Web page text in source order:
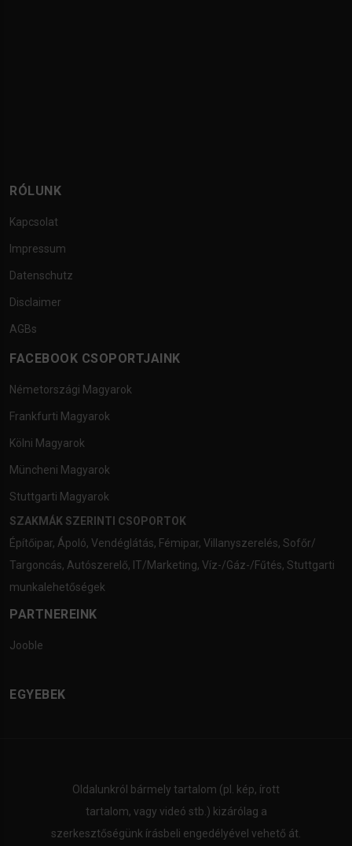
RÓLUNK
Kapcsolat
Impressum
Datenschutz
Disclaimer
AGBs
FACEBOOK CSOPORTJAINK
Németországi Magyarok
Frankfurti Magyarok
Kölni Magyarok
Müncheni Magyarok
Stuttgarti Magyarok
SZAKMÁK SZERINTI CSOPORTOK
Építőipar, Ápoló, Vendéglátás, Fémipar, Villanyszerelés, Sofőr/
Targoncás, Autószerelő, IT/Marketing, Víz-/Gáz-/Fűtés, Stuttgarti
munkalehetőségek
PARTNEREINK
Jooble
EGYEBEK
Oldalunkról bármely tartalom (pl. kép, írott
tartalom, vagy videó stb.) kizárólag a
szerkesztőségünk írásbeli engedélyével vehető át.